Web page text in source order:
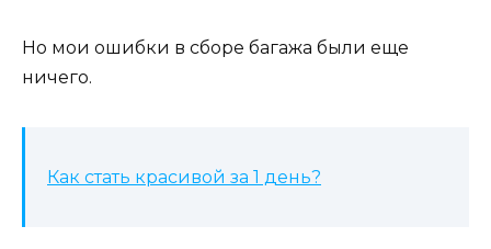
Но мои ошибки в сборе багажа были еще
ничего.
Как стать красивой за 1 день?